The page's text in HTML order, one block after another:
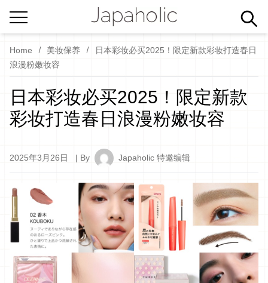
Home 美妆保养
日本彩妆必买2025！限定新款彩妆打造春日
浪漫粉嫩妆容
日本彩妆必买2025！限定新款
彩妆打造春日浪漫粉嫩妆容
2025年3月26日 | By Japaholic 特邀编辑